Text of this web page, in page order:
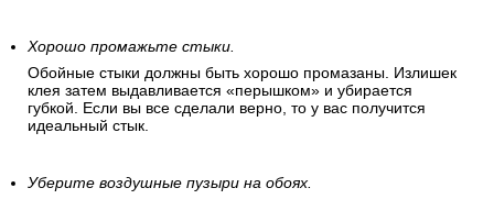
Хорошо промажьте стыки.
Обойные стыки должны быть хорошо промазаны. Излишек
клея затем выдавливается «перышком» и убирается
губкой. Если вы все сделали верно, то у вас получится
идеальный стык.
Уберите воздушные пузыри на обоях.